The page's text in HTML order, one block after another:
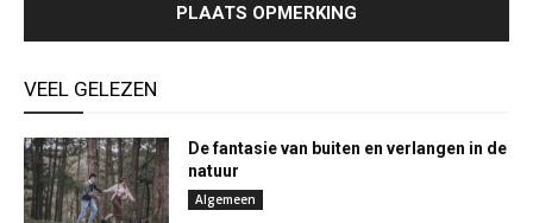
VEEL GELEZEN
De fantasie van buiten en verlangen in de
natuur
Algemeen